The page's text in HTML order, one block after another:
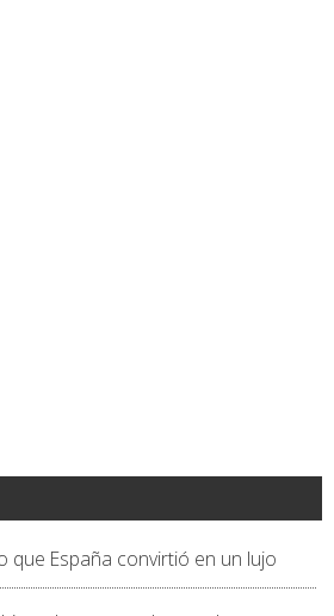
que España convirtió en un lujo